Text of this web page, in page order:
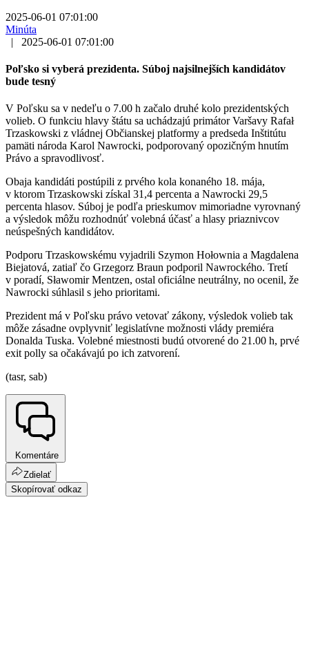
2025-06-01 07:01:00
Minúta
|
2025-06-01 07:01:00
Poľsko si vyberá prezidenta. Súboj najsilnejších kandidátov
bude tesný
V Poľsku sa v nedeľu o 7.00 h začalo druhé kolo prezidentských
volieb. O funkciu hlavy štátu sa uchádzajú primátor Varšavy Rafał
Trzaskowski z vládnej Občianskej platformy a predseda Inštitútu
pamäti národa Karol Nawrocki, podporovaný opozičným hnutím
Právo a spravodlivosť.
Obaja kandidáti postúpili z prvého kola konaného 18. mája,
v ktorom Trzaskowski získal 31,4 percenta a Nawrocki 29,5
percenta hlasov. Súboj je podľa prieskumov mimoriadne vyrovnaný
a výsledok môžu rozhodnúť volebná účasť a hlasy priaznivcov
neúspešných kandidátov.
Podporu Trzaskowskému vyjadrili Szymon Hołownia a Magdalena
Biejatová, zatiaľ čo Grzegorz Braun podporil Nawrockého. Tretí
v poradí, Sławomir Mentzen, ostal oficiálne neutrálny, no ocenil, že
Nawrocki súhlasil s jeho prioritami.
Prezident má v Poľsku právo vetovať zákony, výsledok volieb tak
môže zásadne ovplyvniť legislatívne možnosti vlády premiéra
Donalda Tuska. Volebné miestnosti budú otvorené do 21.00 h, prvé
exit polly sa očakávajú po ich zatvorení.
(tasr, sab)
Komentáre
Zdielať
Skopírovať odkaz